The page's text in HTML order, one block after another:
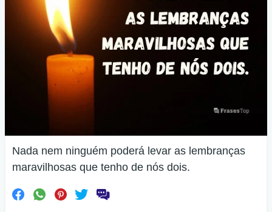
Nada nem ninguém poderá levar as lembranças
maravilhosas que tenho de nós dois.